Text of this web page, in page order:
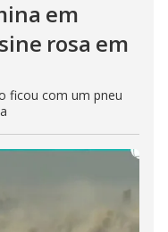
em
rosa em
ficou com um pneu